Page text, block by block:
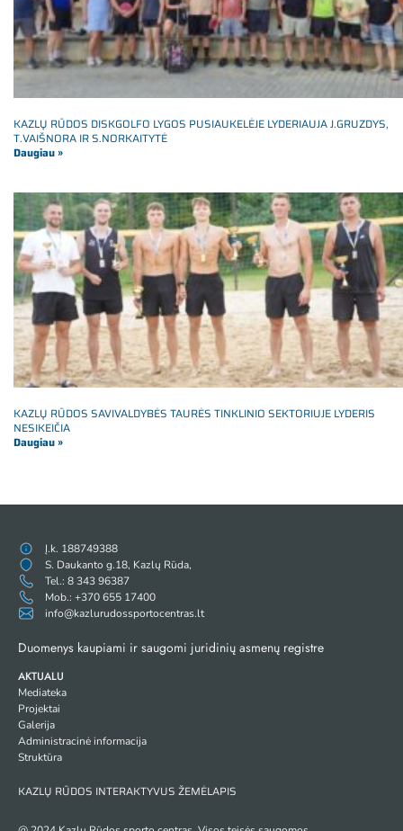
KAZLŲ RŪDOS DISKGOLFO LYGOS PUSIAUKELĖJE LYDERIAUJA J.GRUZDYS,
T.VAIŠNORA IR S.NORKAITYTĖ
Daugiau »
KAZLŲ RŪDOS SAVIVALDYBĖS TAURĖS TINKLINIO SEKTORIUJE LYDERIS
NESIKEIČIA
Daugiau »
Į.k. 188749388
S. Daukanto g.18, Kazlų Rūda,
Tel.: 8 343 96387
Mob.: +370 655 17400
info@kazlurudossportocentras.lt
Duomenys kaupiami ir saugomi juridinių asmenų registre
AKTUALU
Mediateka
Projektai
Galerija
Administracinė informacija
Struktūra
KAZLŲ RŪDOS INTERAKTYVUS ŽEMĖLAPIS